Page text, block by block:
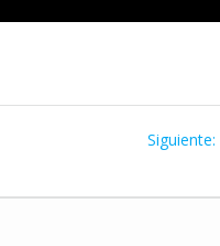
Siguiente: